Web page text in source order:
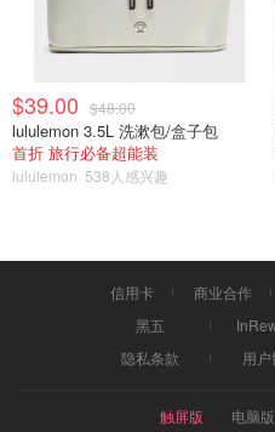
黄石公园自从6月13日关闭
不过猛犸热泉以北加德纳河沿
致北入口和猛犸热泉之间的道
块、倒伏的树木覆盖了道路。
$39.00 $48.00
lululemon 3.5L 洗漱包/盒子包
首折 旅行必备超能装
lululemon 538人感兴趣
信用卡 商业合作
黑五
隐私条款
用户
触屏版 电脑版